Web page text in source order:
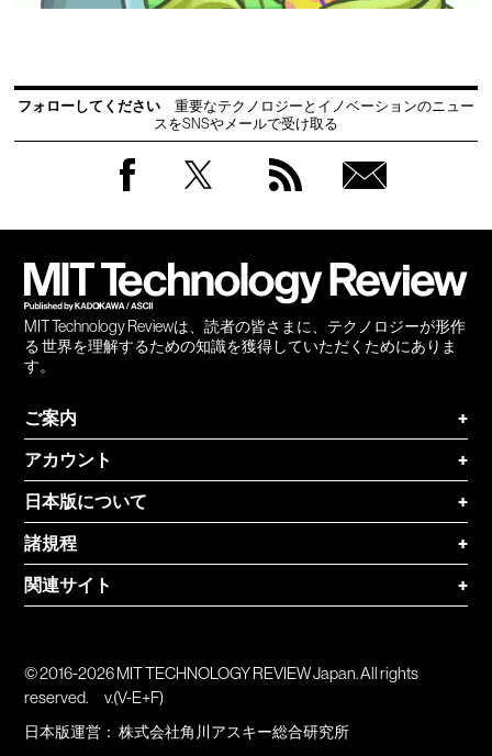
フォローしてください
重要なテクノロジーとイノベーションのニュー
スをSNSやメールで受け取る
MIT Technology Reviewは、読者の皆さまに、テクノロジーが形作
る 世界を理解するための知識を獲得していただくためにありま
す。
ご案内
+
アカウント
+
日本版について
+
諸規程
+
関連サイト
+
© 2016-2026 MIT TECHNOLOGY REVIEW Japan. All rights
reserved.
v.(V-E+F)
日本版運営：株式会社角川アスキー総合研究所